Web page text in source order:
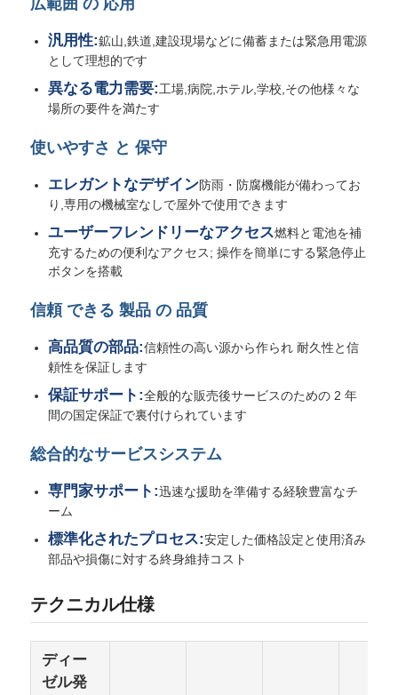
品質管理
お問い合わせ
事件
無声ディーゼル発電機セット
ディーゼルジェネレーターセット
cngの発電機セット
発電機用品
移動式照明車
汎用性:鉱山,鉄道,建設現場などに備蓄または緊急用電源
として理想的です
異なる電力需要:工場,病院,ホテル,学校,その他様々な
場所の要件を満たす
使いやすさ と 保守
エレガントなデザイン防雨・防腐機能が備わってお
り,専用の機械室なしで屋外で使用できます
ユーザーフレンドリーなアクセス燃料と電池を補
充するための便利なアクセス; 操作を簡単にする緊急停止
ボタンを搭載
信頼 できる 製品 の 品質
高品質の部品:信頼性の高い源から作られ 耐久性と信
頼性を保証します
保証サポート:全般的な販売後サービスのための 2 年
間の国定保証で裏付けられています
総合的なサービスシステム
専門家サポート:迅速な援助を準備する経験豊富なチ
ーム
標準化されたプロセス:安定した価格設定と使用済み
部品や損傷に対する終身維持コスト
テクニカル仕様
ディー
ゼル発